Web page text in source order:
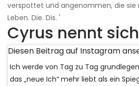
verspottet und angenommen, die sie
Leben. Die. Dis. '
Cyrus nennt
Diesen Beitrag auf Instagram
Ich werde von Tag zu Tag
das „neue Ich“ mehr liebt als ein